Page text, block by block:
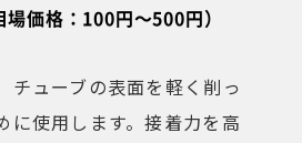
価格：100円〜500円）
チューブの表面を軽く削っ
に使用します。接着力を高